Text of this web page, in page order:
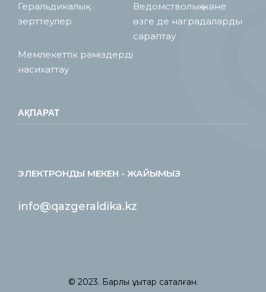
Геральдикалық
зерттеулер
Ведомстволық және
өзге де наградаларды
сараптау
Мемлекеттік рәміздерді
насихаттау
АҚПАРАТ
ЭЛЕКТРОНДЫ МЕКЕН - ЖАЙЫМЫЗ
info@qazgeraldika.kz
© 2023. Барлық құқықтар сақталған.